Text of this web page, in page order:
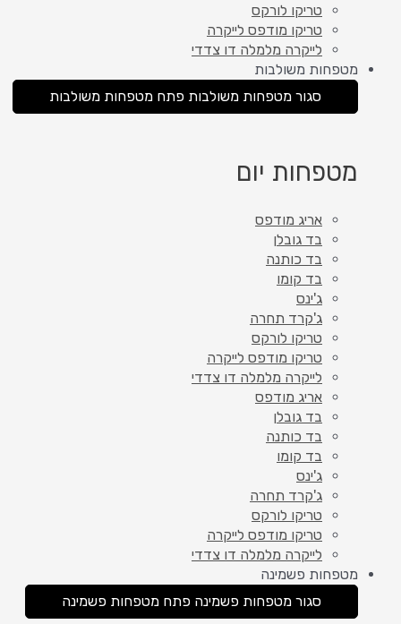
טריקו לורקס
טריקו מודפס לייקרה
לייקרה מלמלה דו צדדי
מטפחות משולבות
סגור מטפחות משולבות פתח מטפחות משולבות
מטפחות יום
אריג מודפס
בד גובלן
בד כותנה
בד קומו
ג'ינס
ג'קרד תחרה
טריקו לורקס
טריקו מודפס לייקרה
לייקרה מלמלה דו צדדי
אריג מודפס
בד גובלן
בד כותנה
בד קומו
ג'ינס
ג'קרד תחרה
טריקו לורקס
טריקו מודפס לייקרה
לייקרה מלמלה דו צדדי
מטפחות פשמינה
סגור מטפחות פשמינה פתח מטפחות פשמינה